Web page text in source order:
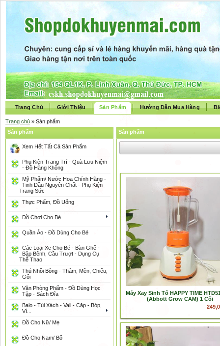
Trang Chủ Giới Thiệu Sản Phẩm Hướng Dẫn Mua Hàng
Trang chủ » Sản phẩm
Sản phẩm
Máy Xay Sinh Tố HAPPY TIME
(Abbott Grow CAM) 1 Cối
Sản phẩm
Xem Hết Tất Cả Sản Phẩm
Phụ Kiện Trang Trí - Quà Lưu Niệm
- Đồ Hàng Không
Mỹ Phẩm/ Nước Hoa Chính Hãng -
Tinh Dầu Nguyên Chất - Phụ Kiện
Trang Sức
Thực Phẩm, Đồ Uống
Đồ Chơi Cho Bé
Quần Áo - Đồ Dùng Cho Bé
Các Loại Xe Cho Bé - Bàn Ghế -
Bập Bênh, Cầu Trượt - Dụng Cụ
Thể Thao
Thú Nhồi Bông - Thảm, Mền, Chiếu,
Gối
Văn Phòng Phẩm - Đồ Dùng Học
Tập - Sách Đĩa
Balo - Túi Xách - Vali - Cặp - Bóp,
Ví...
Đồ Cho Nữ/ Mẹ
Đồ Cho Nam/ Bố